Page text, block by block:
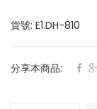
貨號: E1.DH-810
分享本商品: